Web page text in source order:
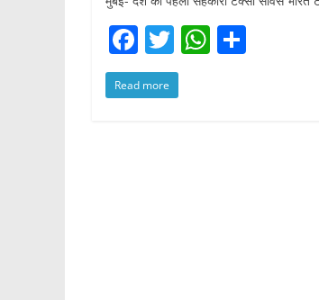
F
a
c
T
w
itt
W
Read more